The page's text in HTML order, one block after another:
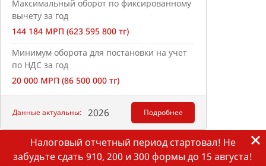
Максимальный оборот по фиксированному
вычету за год
144 184 МРП (623 595 800 тг)
Минимум оборота для постановки на учет
по НДС за год
20 000 МРП (86 500 000 тг)
Данные актуальны: 2026 Подробнее
Налоговый отчетный период стартовал! Не
забудьте сдать 910, 200 и 300 формы до 15 августа!